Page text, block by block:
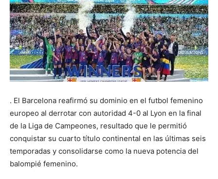
. El Barcelona reafirmó su dominio en el futbol femenino
europeo al derrotar con autoridad 4-0 al Lyon en la final
de la Liga de Campeones, resultado que le permitió
conquistar su cuarto título continental en las últimas seis
temporadas y consolidarse como la nueva potencia del
balompié femenino.